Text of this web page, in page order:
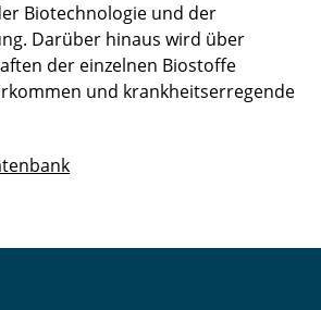
Biotechnologie und der
Darüber hinaus wird über
der einzelnen Biostoffe
und krankheitserregende